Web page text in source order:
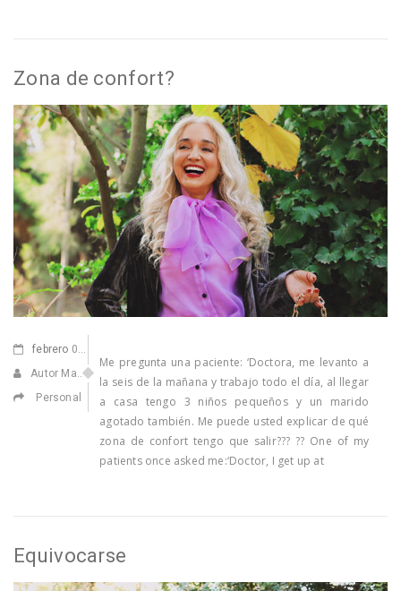
Zona de confort?
febrero 03,2021
Autor Marisa Navarro
Personal
Me pregunta una paciente: ‘Doctora, me levanto a
la seis de la mañana y trabajo todo el día, al llegar
a casa tengo 3 niños pequeños y un marido
agotado también. Me puede usted explicar de qué
zona de confort tengo que salir??? ?? One of my
patients once asked me:‘Doctor, I get up at
Equivocarse